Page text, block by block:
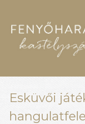
Esküvői